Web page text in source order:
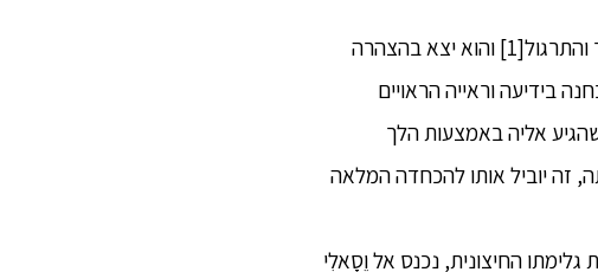
2. כעת, באותה עת סוּנַקְּהַטַּה, בן-הלִיצְּ'הַבִים, עזב לא מזמן את שיטת הלימוד, המוסר והתרגול[1] והוא יצא בהצהרה
"לפרוש גוֹטַמַה אין כל יכולות על-אנושיות,[2] כל הבחנה בידיעה וראייה הראויים
שהגיע אליה באמצעות הלך
זה יוביל אותו להכחדה המלאה
החיצונית, נכנס אל וֶסָאלִי